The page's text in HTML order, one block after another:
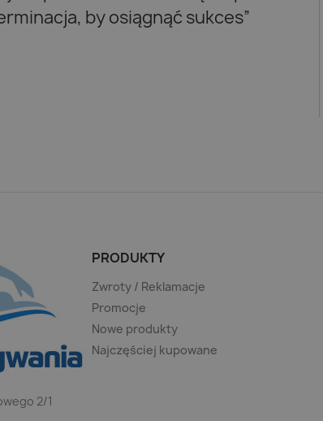
by osiągnąć sukces”
2/1
PRODUKTY
Zwroty / Reklamacje
Promocje
Nowe produkty
Najczęściej kupowane